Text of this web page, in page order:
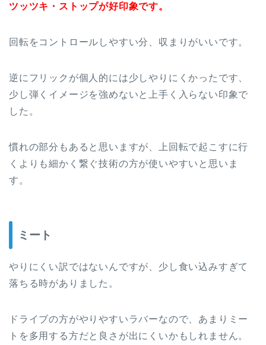
ツッツキ・ストップが好印象です。
回転をコントロールしやすい分、収まりがいいです。
逆にフリックが個人的には少しやりにくかったです、
少し弾くイメージを強めないと上手く入らない印象で
した。
慣れの部分もあると思いますが、上回転で起こすに行
くよりも細かく繋ぐ技術の方が使いやすいと思いま
す。
ミート
やりにくい訳ではないんですが、少し食い込みすぎて
落ちる時がありました。
ドライブの方がやりやすいラバーなので、あまりミー
トを多用する方だと良さが出にくいかもしれません。